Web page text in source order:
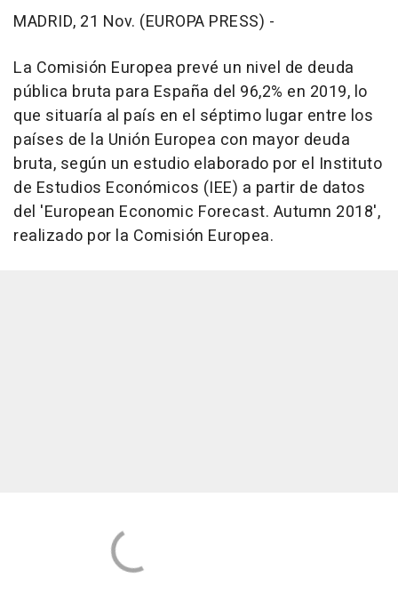
MADRID, 21 Nov. (EUROPA PRESS) -
La Comisión Europea prevé un nivel de deuda
pública bruta para España del 96,2% en 2019, lo
que situaría al país en el séptimo lugar entre los
países de la Unión Europea con mayor deuda
bruta, según un estudio elaborado por el Instituto
de Estudios Económicos (IEE) a partir de datos
del 'European Economic Forecast. Autumn 2018',
realizado por la Comisión Europea.